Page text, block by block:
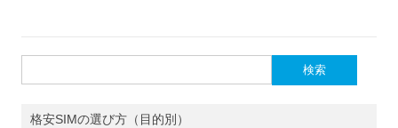
索:
格安SIMの選び方（目的別）